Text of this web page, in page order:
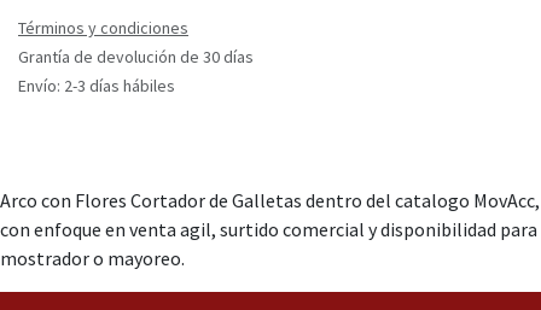
Términos y condiciones
Grantía de devolución de 30 días
Envío: 2-3 días hábiles
Arco con Flores Cortador de Galletas dentro del catalogo MovAcc,
con enfoque en venta agil, surtido comercial y disponibilidad para
mostrador o mayoreo.